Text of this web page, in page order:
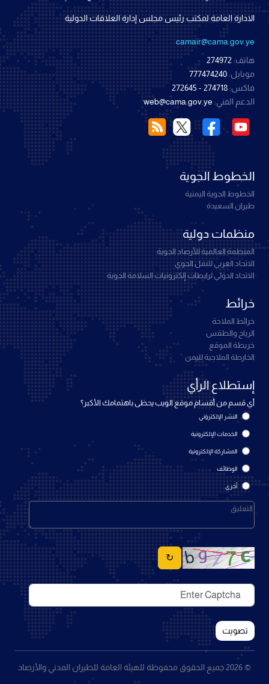
الادارة العامة لمكتب رئيس مجلس إدارة العلاقات الدولية
camair@cama.gov.ye
هاتف: 274972
موبايل: 777474240
فاكس: 274718 - 272645
الدعم الفني: web@cama.gov.ye
الخطوط الجوية
الخطوط الجوية اليمنية
طيران السعيدة
منظمات دولية
المنظمة العالمية للأرصاد الجوية
الاتحاد العربي للنقل الجوي
الاتحاد الدولي لرابطات إلكترونيات السلامة الجوية
خرائط
خرائط الملاحة
الرياح والطقس
خريطة الموقع
الخارطة الملاحية لليمن
إستطلاع الرأي
أي قسم من أقسام موقع الويب يحظى باهتمامك الأكبر؟
النشر الإلكتروني
الخدمات الإلكترونية
المشاركة الإلكترونية
الوظائف
أخرى
↻
تصويت
© 2026 جميع الحقوق محفوظة للهيئة العامة للطيران المدني والأرصاد